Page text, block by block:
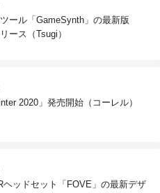
ール「GameSynth」の最新版
ース（Tsugi）
2020」発売開始（コーレル）
ヘッドセット「FOVE」の最新デザ